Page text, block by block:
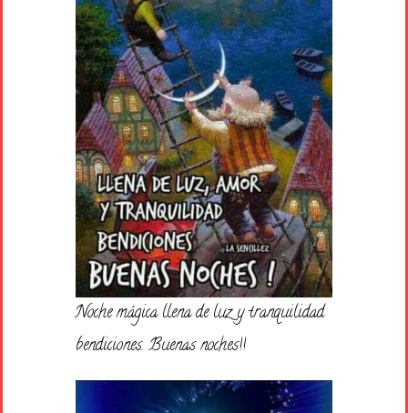
Noche mágica llena de luz y tranquilidad
bendiciones. Buenas noches!!